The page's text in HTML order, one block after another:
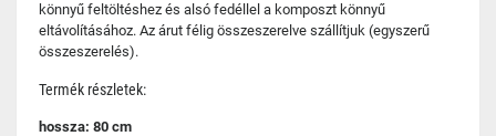
könnyű feltöltéshez és alsó fedéllel a komposzt könnyű
eltávolításához. Az árut félig összeszerelve szállítjuk (egyszerű
összeszerelés).
Termék részletek:
hossza: 80 cm